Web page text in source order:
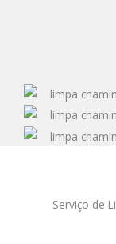
Serviço de